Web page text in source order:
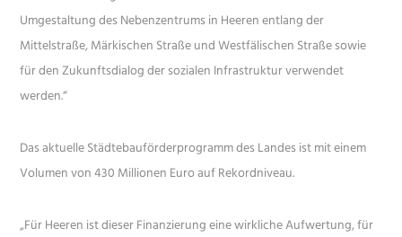
Umgestaltung des Nebenzentrums in Heeren entlang der
Mittelstraße, Märkischen Straße und Westfälischen Straße sowie
für den Zukunftsdialog der sozialen Infrastruktur verwendet
werden.“
Das aktuelle Städtebauförderprogramm des Landes ist mit einem
Volumen von 430 Millionen Euro auf Rekordniveau.
„Für Heeren ist dieser Finanzierung eine wirkliche Aufwertung, für